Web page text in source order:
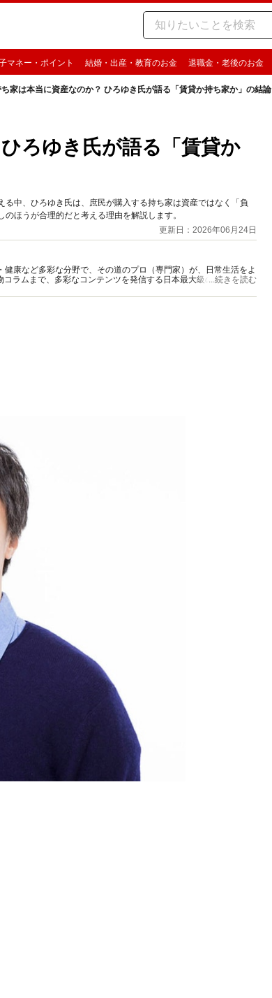
マネー・ポイント 結婚・出産・教育のお金 退職金・老後のお金
家は本当に資産なのか？ ひろゆき氏が語る「賃貸か持ち家か」の結論
ろゆき氏が語る「賃貸か
る中、ひろゆき氏は、庶民が購入する持ち家は資産ではなく「負
ほうが合理的だと考える理由を解説します。
更新日：2026年06月24日
康など多彩な分野で、その道のプロ（専門家）が、日常生活をよ
ラムまで、多彩なコンテンツを発信する日本最大級の総合情報サ
...続きを読む